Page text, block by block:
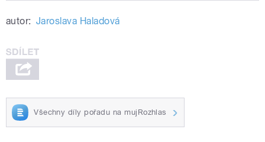
pause
pavilonu v Ženevě Tiborem
autor: Jaroslava Haladová
Všechny díly pořadu na mujRozhlas